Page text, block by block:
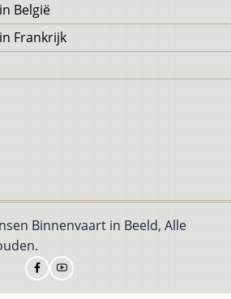
België
Frankrijk
Binnenvaart in Beeld, Alle